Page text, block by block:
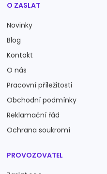
O ZASLAT
Novinky
Blog
Kontakt
O nás
Pracovní příležitosti
Obchodní podmínky
Reklamační řád
Ochrana soukromí
PROVOZOVATEL